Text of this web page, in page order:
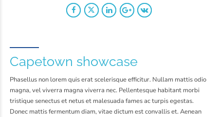
Capetown showcase
Phasellus non lorem quis erat scelerisque efficitur. Nullam mattis odio
magna, vel viverra magna viverra nec. Pellentesque habitant morbi
tristique senectus et netus et malesuada fames ac turpis egestas.
Donec mattis fermentum diam, vitae dictum est convallis et. Aenean